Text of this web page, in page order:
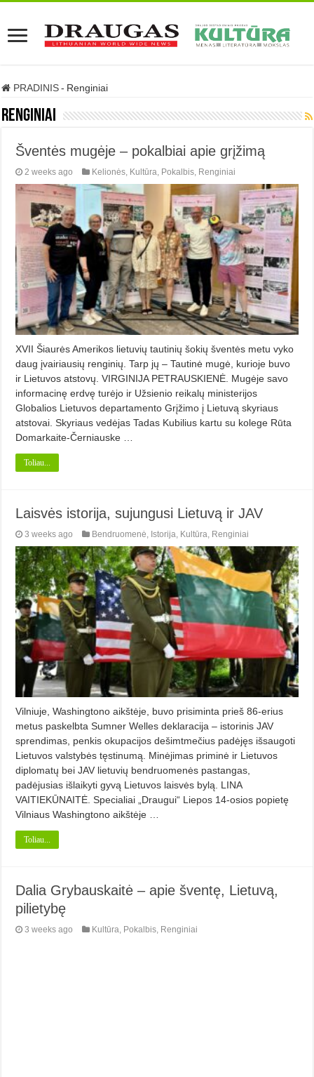
PRADINIS - Renginiai
Renginiai
Šventės mugėje – pokalbiai apie grįžimą
2 weeks ago Kelionės, Kultūra, Pokalbis, Renginiai
XVII Šiaurės Amerikos lietuvių tautinių šokių šventės metu vyko
daug įvairiausių renginių. Tarp jų – Tautinė mugė, kurioje buvo
ir Lietuvos atstovų. VIRGINIJA PETRAUSKIENĖ. Mugėje savo
informacinę erdvę turėjo ir Užsienio reikalų ministerijos
Globalios Lietuvos departamento Grįžimo į Lietuvą skyriaus
atstovai. Skyriaus vedėjas Tadas Kubilius kartu su kolege Rūta
Domarkaite-Černiauske …
Toliau...
Laisvės istorija, sujungusi Lietuvą ir JAV
3 weeks ago Bendruomenė Istorija Kultūra Renginiai
Vilniuje, Washingtono aikštėje, buvo prisiminta prieš 86-erius
metus paskelbta Sumner Welles deklaracija – istorinis JAV
sprendimas, penkis okupacijos dešimtmečius padėjęs išsaugoti
Lietuvos valstybės tęstinumą. Minėjimas priminė ir Lietuvos
diplomatų bei JAV lietuvių bendruomenės pastangas,
padėjusias išlaikyti gyvą Lietuvos laisvės bylą. LINA
VAITIEKŪNAITĖ. Specialiai „Draugui“ Liepos 14-osios popietę
Vilniaus Washingtono aikštėje …
Toliau...
Dalia Grybauskaitė – apie šventę, Lietuvą,
pilietybę
3 weeks ago Kultūra Pokalbis Renginiai